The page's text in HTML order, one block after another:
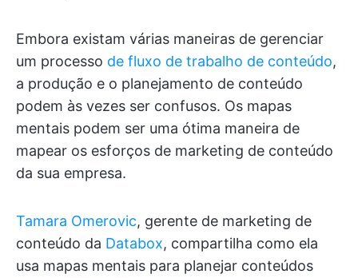
Embora existam várias maneiras de gerenciar
um processo de fluxo de trabalho de conteúdo,
a produção e o planejamento de conteúdo
podem às vezes ser confusos. Os mapas
mentais podem ser uma ótima maneira de
mapear os esforços de marketing de conteúdo
da sua empresa.
Tamara Omerovic, gerente de marketing de
conteúdo da Databox, compartilha como ela
usa mapas mentais para planejar conteúdos